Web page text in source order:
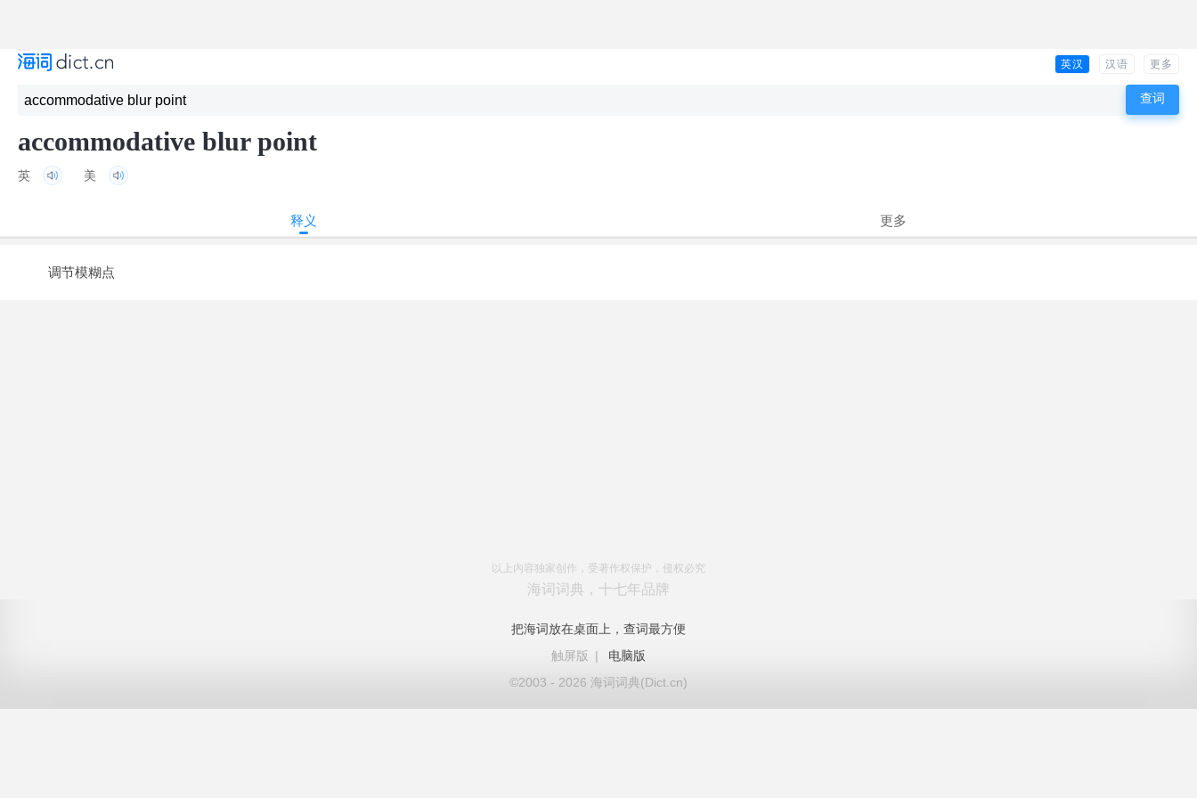
英汉 汉语 更多
accommodative blur point
英 美
释义 更多
调节模糊点
以上内容独家创作，受著作权保护，侵权必究
海词词典，十七年品牌
把海词放在桌面上，查词最方便
触屏版
|
电脑版
©2003 - 2026 海词词典(Dict.cn)